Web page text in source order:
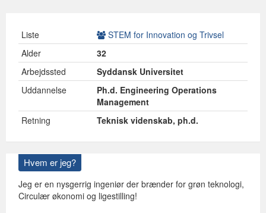
Liste
STEM for Innovation og Trivsel
Alder
32
Arbejdssted
Syddansk Universitet
Uddannelse
Ph.d. Engineering Operations
Management
Retning
Teknisk videnskab, ph.d.
Hvem er jeg?
Jeg er en nysgerrig ingeniør der brænder for grøn teknologi,
Circulær økonomi og ligestilling!